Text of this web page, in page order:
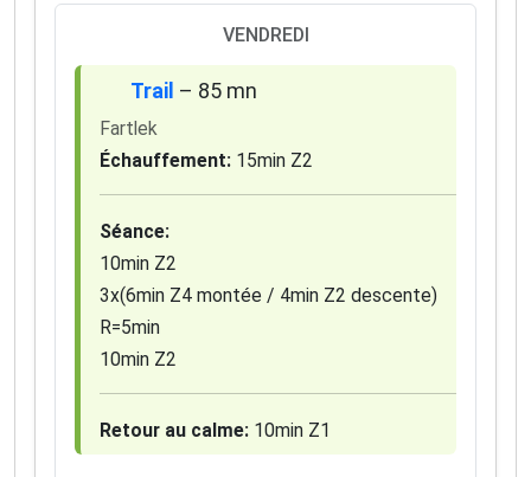
VENDREDI
Trail – 85 mn
Fartlek
Échauffement: 15min Z2
Séance:
10min Z2
3x(6min Z4 montée / 4min Z2 descente)
R=5min
10min Z2
Retour au calme: 10min Z1